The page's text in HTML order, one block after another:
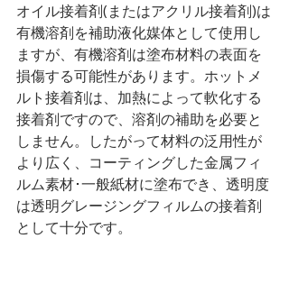
オイル接着剤(またはアクリル接着剤)は
有機溶剤を補助液化媒体として使用し
ますが、有機溶剤は塗布材料の表面を
損傷する可能性があります。ホットメ
ルト接着剤は、加熱によって軟化する
接着剤ですので、溶剤の補助を必要と
しません。したがって材料の泛用性が
より広く、コーティングした金属フィ
ルム素材･一般紙材に塗布でき、透明度
は透明グレージングフィルムの接着剤
として十分です。